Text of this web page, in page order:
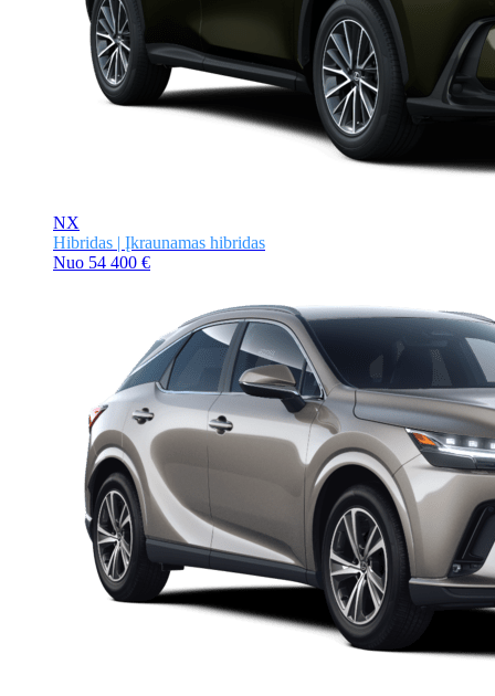
NX
Hibridas | Įkraunamas hibridas
Nuo 54 400 €